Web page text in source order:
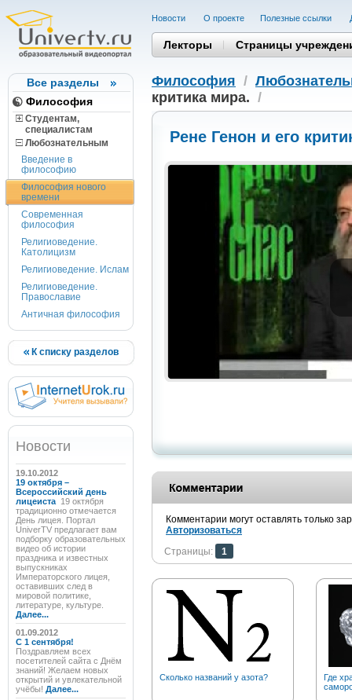
Все разделы
Философия
Студентам,
cпециалистам
Любознательным
Введение в
философию
Философия нового
времени
Современная
философия
Религиоведение.
Католицизм
Религиоведение. Ислам
Религиоведение.
Православие
Античная философия
К списку разделов
Новости
19.10.2012
19 октября –
Всероссийский день
лицеиста 19 октября
традиционно отмечается
День лицея. Портал
UniverTV предлагает вам
подборку образовательных
видео об истории
праздника и известных
выпускниках
Императорского лицея,
оставивших след в
мировой политике,
литературе, культуре.
Далее...
01.09.2012
C 1 сентября!
Поздравляем всех
посетителей сайта с Днём
знаний! Желаем новых
открытий и увлекательной
учёбы! Далее...
Новости О проекте Полезные cсылки
Лекторы Страницы
Философия /
критика мира. /
Рене Генон и его
Комментарии могут оставлять только
Авторизоваться
Страницы:
1
Сколько названий у азота?
Где